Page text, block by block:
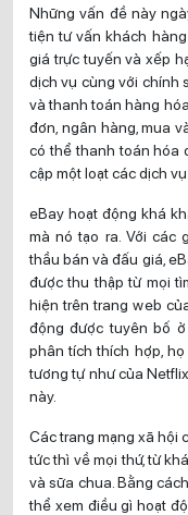
Những vấn đề này
tiện tư vấn khách hàng
giá trực tuyến và xếp
dịch vụ cùng với chính
và thanh toán hàng
đơn, ngân hàng, mua
có thể thanh toán hóa
cập một loạt các dịch
eBay hoạt động khá
mà nó tạo ra. Với các
thầu bán và đấu giá,
được thu thập từ mọi
hiện trên trang web
động được tuyên bố
phân tích thích hợp,
tương tự như của
này.
Các trang mạng xã hội
tức thì về mọi thứ, từ
và sữa chua. Bằng
thể xem điều gì hoạt